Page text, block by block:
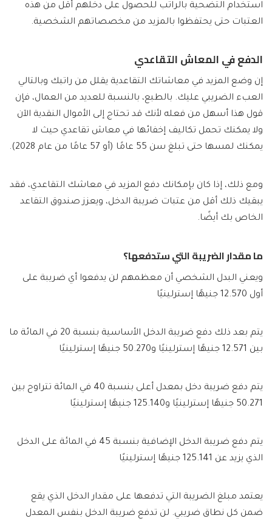
استخدام التضحية بالراتب للحصول على دخلهم أقل من هذه
العتبات حتى يحتفظوا بالمزيد من مخصصاتهم الشخصية.
الدفع في المعاش التقاعدي
إن وضع المزيد في معاشاتك التقاعدية يقلل من راتبك وبالتالي
العبء الضريبي عليك. بالطبع، بالنسبة للعديد من العمال، فإن
قول هذا أسهل من فعله لأنك قد تحتاج إلى الأموال النقدية الآن
ولا يمكنك تحمل تكاليف إخفائها في معاش تقاعدي حيث لا
يمكنك لمسها حتى تبلغ سن 55 عامًا (أو 57 عامًا من عام 2028).
ومع ذلك، إذا كان بإمكانك دفع المزيد في معاشك التقاعدي، فقد
يبقيك ذلك أقل من عتبات ضريبة الدخل، ويعزز صندوق التقاعد
الخاص بك أيضًا.
ما مقدار الضريبة التي ستدفعها؟
ويعني البدل الشخصي أن معظمهم لن يدفعوا أي ضريبة على
أول 12.570 جنيهًا إسترلينيًا
يتم بعد ذلك دفع ضريبة الدخل الأساسية بنسبة 20 في المائة ما
بين 12.571 جنيهًا إسترلينيًا و50.270 جنيهًا إسترلينيًا
يتم دفع ضريبة دخل بمعدل أعلى بنسبة 40 في المائة تتراوح بين
50.271 جنيهًا إسترلينيًا و125.140 جنيهًا إسترلينيًا
يتم دفع ضريبة الدخل الإضافية بنسبة 45 في المائة على الدخل
الذي يزيد عن 125.141 جنيهًا إسترلينيًا
يعتمد مبلغ الضريبة التي تدفعها على مقدار الدخل الذي يقع
ضمن كل نطاق ضريبي. لن تدفع ضريبة الدخل بنفس المعدل